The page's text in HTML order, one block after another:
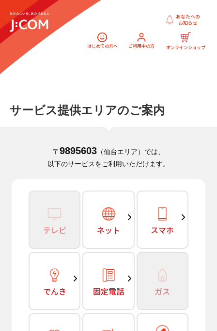
はじめての方へ ご利用中の方 オンラインショップ
あなたへの
お知らせ
サービス提供エリアのご案内
〒 9895603（仙台エリア）では、
以下のサービスをご利用いただけます。
テレビ ネット スマホ
でんき 固定電話 ガス